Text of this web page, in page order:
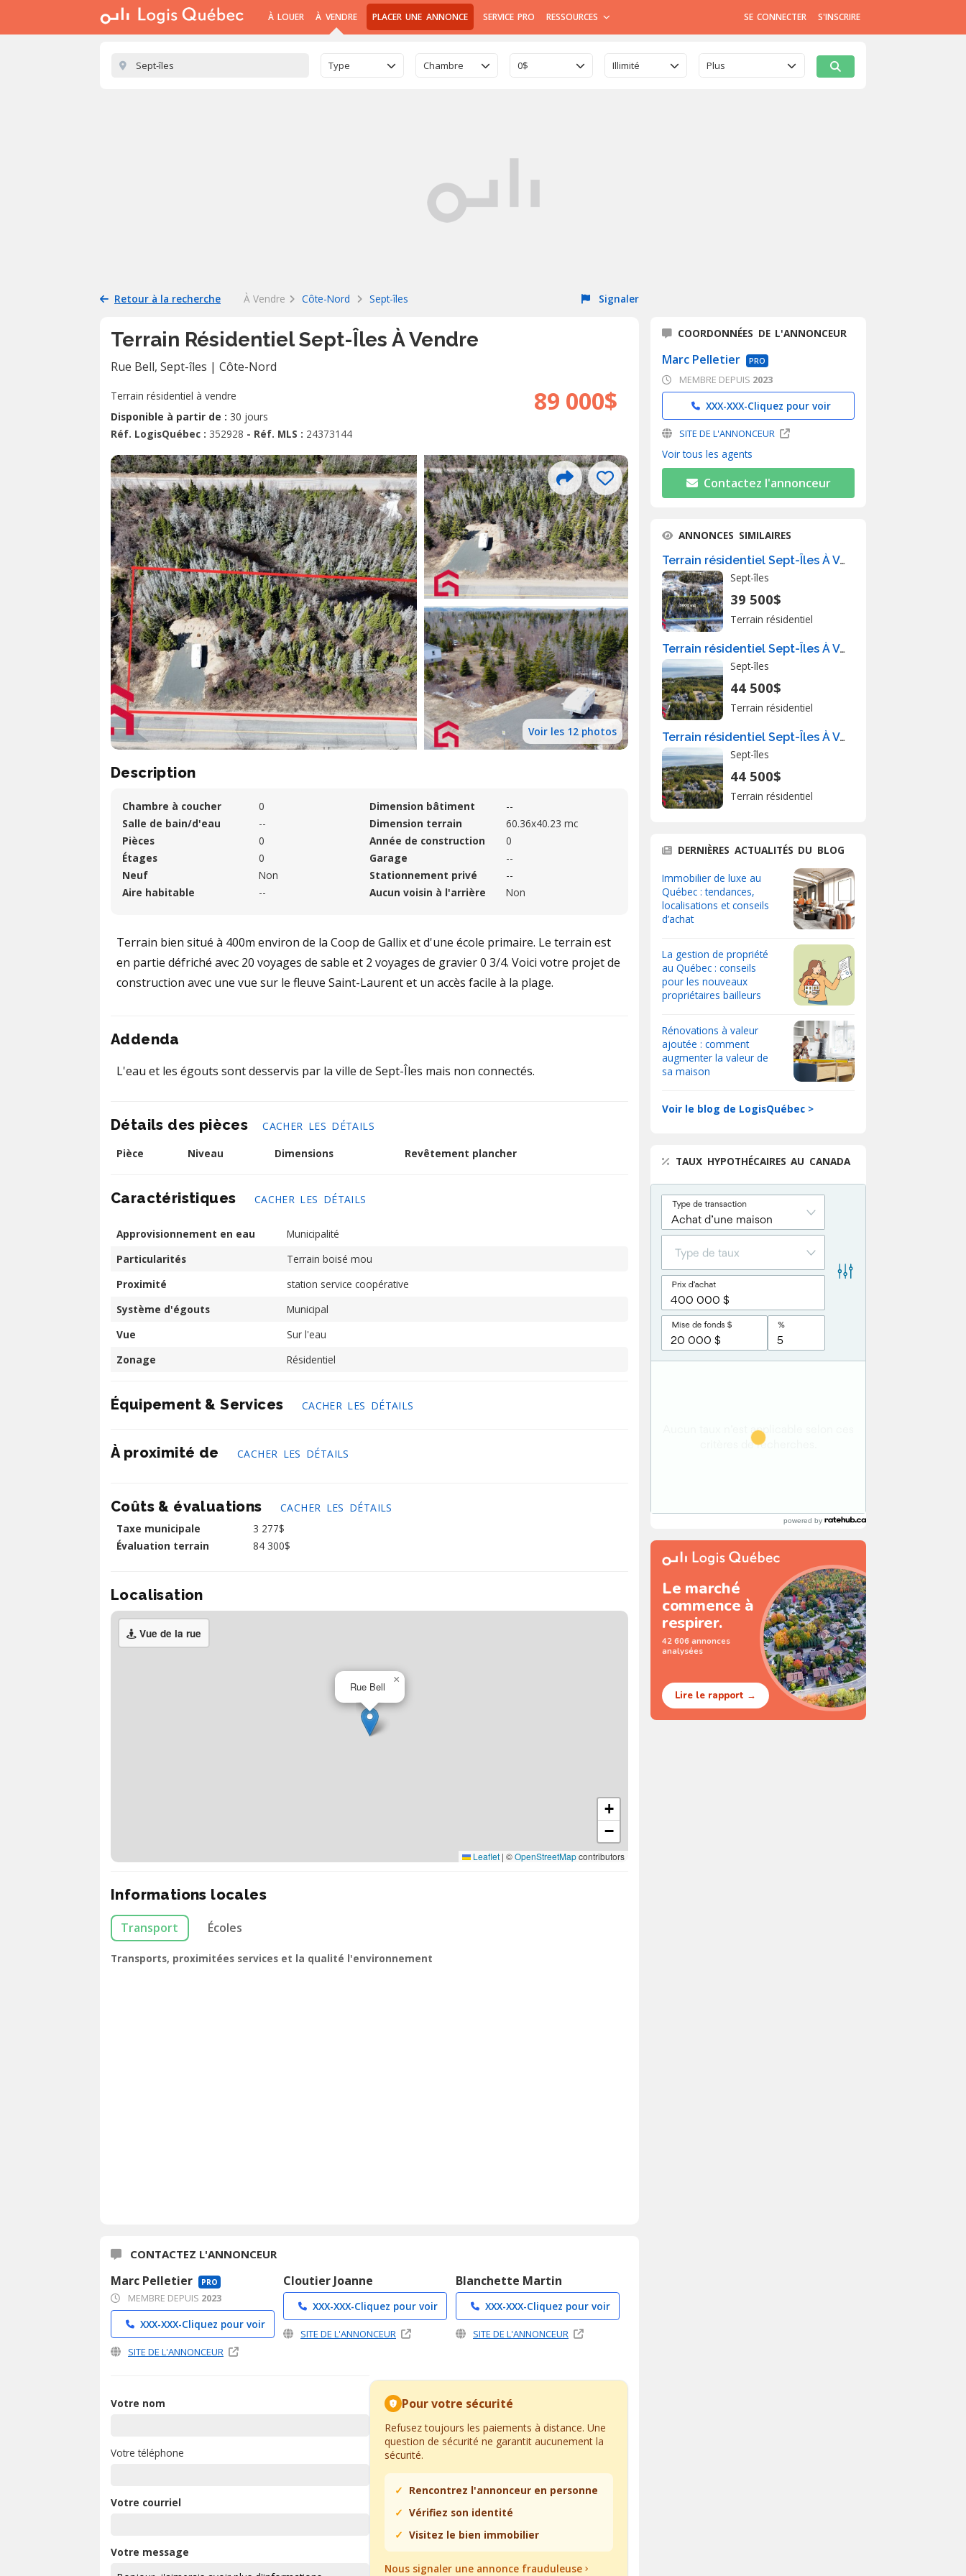
À LOUER À VENDRE PLACER UNE ANNONCE SERVICE PRO RESSOURCES SE CONNECTER S'INSCRIRE
Type Chambre 0$ Illimité Plus
Retour à la recherche À Vendre Côte-Nord Sept-îles Signaler
Terrain Résidentiel Sept-Îles À Vendre
Rue Bell, Sept-îles | Côte-Nord
89 000$
Terrain résidentiel à vendre
Disponible à partir de : 30 jours
Réf. LogisQuébec : 352928 - Réf. MLS : 24373144
Voir les 12 photos
Description
Chambre à coucher
0
Salle de bain/d'eau
--
Pièces
0
Étages
0
Neuf
Non
Aire habitable
--
Dimension bâtiment
--
Dimension terrain
60.36x40.23 mc
Année de construction
0
Garage
--
Stationnement privé
--
Aucun voisin à l'arrière
Non
Terrain bien situé à 400m environ de la Coop de Gallix et d'une école primaire. Le terrain est
en partie défriché avec 20 voyages de sable et 2 voyages de gravier 0 3/4. Voici votre projet de
construction avec une vue sur le fleuve Saint-Laurent et un accès facile à la plage.
Addenda
L'eau et les égouts sont desservis par la ville de Sept-Îles mais non connectés.
Détails des pièces
CACHER LES DÉTAILS
Pièce
Niveau Dimensions Revêtement plancher
Caractéristiques CACHER LES DÉTAILS
Approvisionnement en eau
Municipalité
Particularités
Terrain boisé mou
Proximité
station service coopérative
Système d'égouts
Municipal
Vue
Sur l'eau
Zonage
Résidentiel
Équipement & Services CACHER LES DÉTAILS
À proximité de CACHER LES DÉTAILS
Coûts & évaluations
CACHER LES DÉTAILS
Taxe municipale
3 277$
Évaluation terrain
84 300$
Localisation
Vue de la rue
Rue Bell
×
+
−
Leaflet | ©OpenStreetMapcontributors
Informations locales
Transport Écoles
Transports, proximitées services et la qualité l'environnement
CONTACTEZ L'ANNONCEUR
Marc Pelletier PRO
MEMBRE DEPUIS 2023
XXX-XXX-Cliquez pour voir
SITE DE L'ANNONCEUR
Cloutier Joanne
XXX-XXX-Cliquez pour voir
SITE DE L'ANNONCEUR
Blanchette Martin
XXX-XXX-Cliquez pour voir
SITE DE L'ANNONCEUR
Votre nom
Votre téléphone
Votre courriel
Votre message
Pour votre sécurité
Refusez toujours les paiements à distance. Une
question de sécurité ne garantit aucunement la
sécurité.
Rencontrez l'annonceur en personne
Vérifiez son identité
Visitez le bien immobilier
Nous signaler une annonce frauduleuse
COORDONNÉES DE L'ANNONCEUR
Marc Pelletier PRO
MEMBRE DEPUIS 2023
XXX-XXX-Cliquez pour voir
SITE DE L'ANNONCEUR
Voir tous les agents
Contactez l'annonceur
ANNONCES SIMILAIRES
Terrain résidentiel Sept-Îles À Vendre
Sept-îles
39 500$
Terrain résidentiel
Terrain résidentiel Sept-Îles À Vendre
Sept-îles
44 500$
Terrain résidentiel
Terrain résidentiel Sept-Îles À Vendre
Sept-îles
44 500$
Terrain résidentiel
DERNIÈRES ACTUALITÉS DU BLOG
Immobilier de luxe au
Québec : tendances,
localisations et conseils
d’achat
La gestion de propriété
au Québec : conseils
pour les nouveaux
propriétaires bailleurs
Rénovations à valeur
ajoutée : comment
augmenter la valeur de
sa maison
Voir le blog de LogisQuébec >
TAUX HYPOTHÉCAIRES AU CANADA
powered by
Le marché
commence à
respirer.
42 606 annonces
analysées
Lire le rapport →